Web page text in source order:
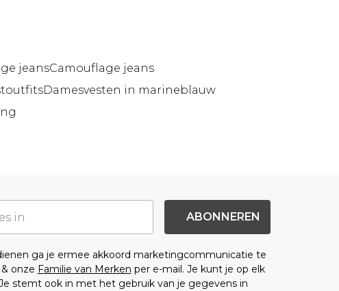
jeansCamouflage jeans
Damesvesten in marineblauw
ABONNEREN
ga je ermee akkoord marketingcommunicatie te
onze Familie van Merken per e-mail. Je kunt je op elk
stemt ook in met het gebruik van je gegevens in